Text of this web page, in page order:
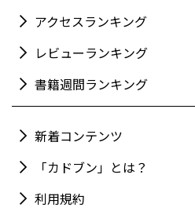
アクセスランキング
レビューランキング
書籍週間ランキング
新着コンテンツ
「カドブン」とは？
利用規約